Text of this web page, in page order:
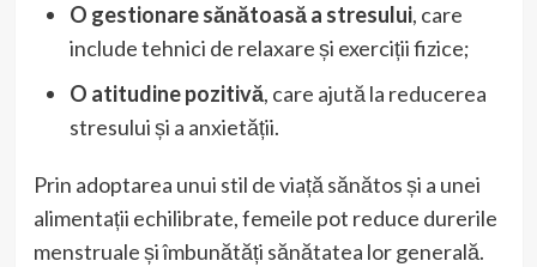
O gestionare sănătoasă a stresului, care
include tehnici de relaxare și exerciții fizice;
O atitudine pozitivă, care ajută la reducerea
stresului și a anxietății.
Prin adoptarea unui stil de viață sănătos și a unei
alimentații echilibrate, femeile pot reduce durerile
menstruale și îmbunătăți sănătatea lor generală.